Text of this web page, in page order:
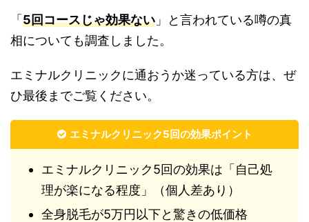
「 5回コースじゃ効果ない 」と言われている噂の真
相についても調査しました。
エミナルクリニックに通おうか迷っている方は、ぜ
ひ最後までご覧ください。
エミナルクリニック5回の効果ポイント
エミナルクリニック5回の効果は「自己処
理が楽になる程度」（個人差あり）
全身脱毛が5万円以下と驚きの低価格